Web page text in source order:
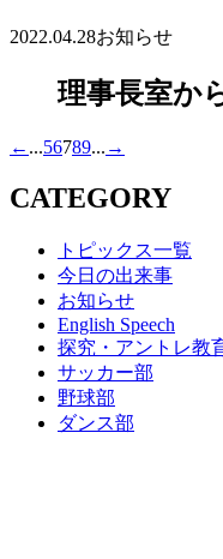
2022.04.28お知らせ
理事長室か
← ...56789... →
CATEGORY
トピックス一覧
今日の出来事
お知らせ
English Speech
探究・アントレ教
サッカー部
野球部
ダンス部